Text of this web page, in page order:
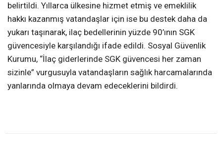
belirtildi. Yıllarca ülkesine hizmet etmiş ve emeklilik
hakkı kazanmış vatandaşlar için ise bu destek daha da
yukarı taşınarak, ilaç bedellerinin yüzde 90’ının SGK
güvencesiyle karşılandığı ifade edildi. Sosyal Güvenlik
Kurumu, “İlaç giderlerinde SGK güvencesi her zaman
sizinle” vurgusuyla vatandaşların sağlık harcamalarında
yanlarında olmaya devam edeceklerini bildirdi.